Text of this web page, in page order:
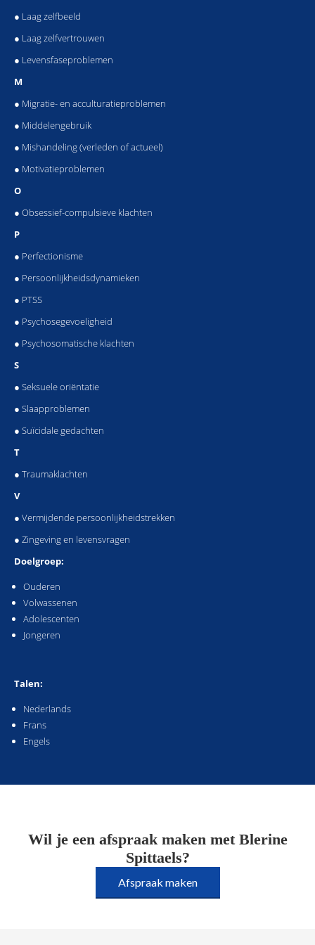
● Laag zelfbeeld
● Laag zelfvertrouwen
● Levensfaseproblemen
M
● Migratie- en acculturatieproblemen
● Middelengebruik
● Mishandeling (verleden of actueel)
● Motivatieproblemen
O
● Obsessief-compulsieve klachten
P
● Perfectionisme
● Persoonlijkheidsdynamieken
● PTSS
● Psychosegevoeligheid
● Psychosomatische klachten
S
● Seksuele oriëntatie
● Slaapproblemen
● Suïcidale gedachten
T
● Traumaklachten
V
● Vermijdende persoonlijkheidstrekken
● Zingeving en levensvragen
Doelgroep:
Ouderen
Volwassenen
Adolescenten
Jongeren
Talen:
Nederlands
Frans
Engels
Wil je een afspraak maken met Blerine
Spittaels?
Afspraak maken